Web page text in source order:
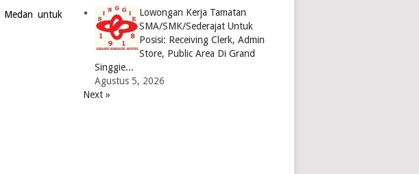
Medan untuk
Lowongan Kerja Tamatan
SMA/SMK/Sederajat Untuk
Posisi: Receiving Clerk, Admin
Store, Public Area Di Grand
Singgie...
Agustus 5, 2026
Next »